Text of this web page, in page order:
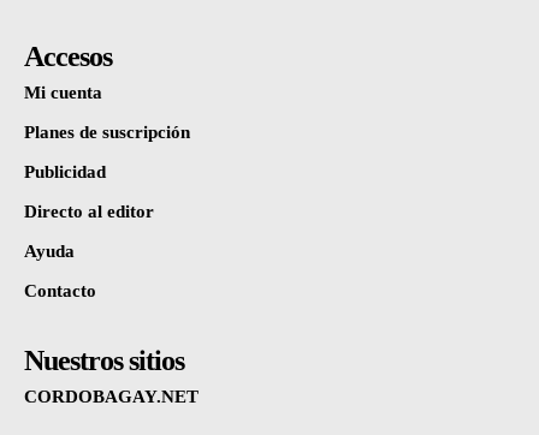
Accesos
Mi cuenta
Planes de suscripción
Publicidad
Directo al editor
Ayuda
Contacto
Nuestros sitios
CORDOBAGAY.NET